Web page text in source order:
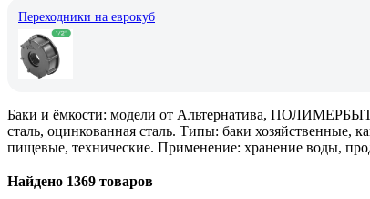
Переходники на еврокуб
Баки и ёмкости: модели от Альтернатива,
сталь, оцинкованная сталь. Типы: баки
пищевые, технические. Применение: хранение воды,
Найдено 1369 товаров